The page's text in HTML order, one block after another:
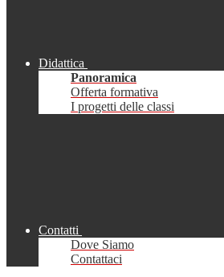
Didattica
Panoramica
Offerta formativa
I progetti delle classi
Contatti
Dove Siamo
Contattaci